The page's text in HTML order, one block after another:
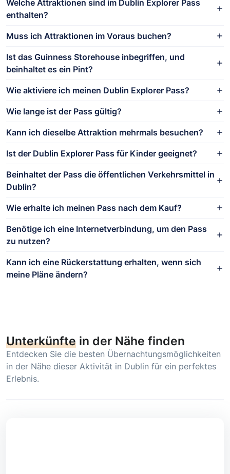
Welche Attraktionen sind im Dublin Explorer Pass
enthalten?
Muss ich Attraktionen im Voraus buchen?
Ist das Guinness Storehouse inbegriffen, und
beinhaltet es ein Pint?
Wie aktiviere ich meinen Dublin Explorer Pass?
Wie lange ist der Pass gültig?
Kann ich dieselbe Attraktion mehrmals besuchen?
Ist der Dublin Explorer Pass für Kinder geeignet?
Beinhaltet der Pass die öffentlichen Verkehrsmittel in
Dublin?
Wie erhalte ich meinen Pass nach dem Kauf?
Benötige ich eine Internetverbindung, um den Pass
zu nutzen?
Kann ich eine Rückerstattung erhalten, wenn sich
meine Pläne ändern?
Unterkünfte in der Nähe finden
Entdecken Sie die besten Übernachtungsmöglichkeiten
in der Nähe dieser Aktivität in Dublin für ein perfektes
Erlebnis.